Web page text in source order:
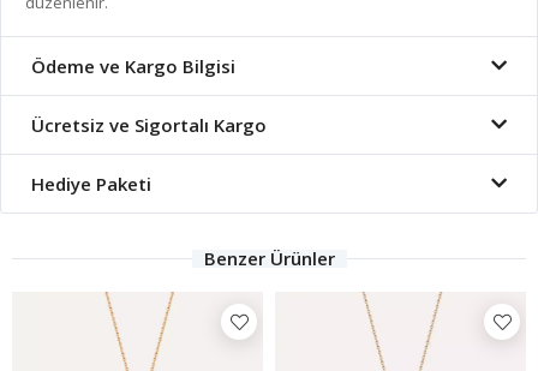
Ödeme ve Kargo Bilgisi
Ücretsiz ve Sigortalı Kargo
Hediye Paketi
Benzer Ürünler